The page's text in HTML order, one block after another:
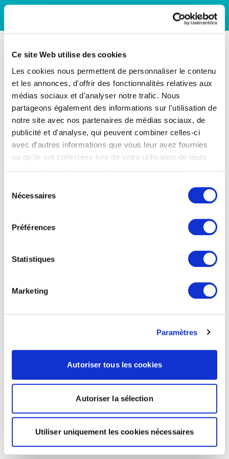
Ce site Web utilise des cookies
Les cookies nous permettent de personnaliser le contenu
et les annonces, d'offrir des fonctionnalités relatives aux
médias sociaux et d'analyser notre trafic. Nous
partageons également des informations sur l'utilisation de
notre site avec nos partenaires de médias sociaux, de
publicité et d'analyse, qui peuvent combiner celles-ci
avec d'autres informations que vous leur avez fournies
ou qu'ils ont collectées lors de votre utilisation de leurs
Nécessaires
Préférences
Statistiques
Marketing
Paramètres
Autoriser tous les cookies
Autoriser la sélection
Utiliser uniquement les cookies nécessaires